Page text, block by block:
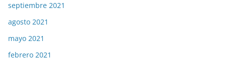
septiembre 2021
agosto 2021
mayo 2021
febrero 2021